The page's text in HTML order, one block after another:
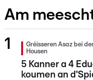
Am
Gréisseren Asaz bei
Housen
5 Kanner a 4
koumen an